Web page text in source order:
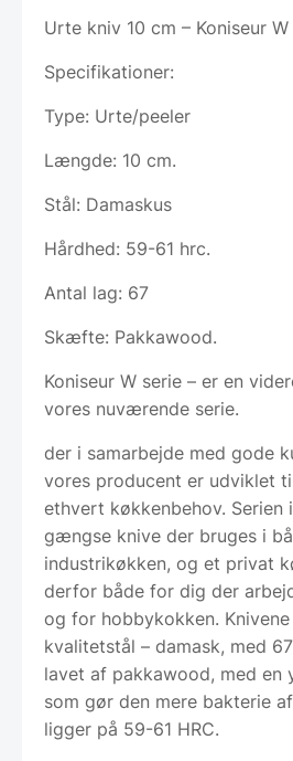
Urte kniv 10 cm – Koniseur W
Specifikationer:
Type: Urte/peeler
Længde: 10 cm.
Stål: Damaskus
Hårdhed: 59-61 hrc.
Antal lag: 67
Skæfte: Pakkawood.
Koniseur W serie – er en
vores nuværende serie.
der i samarbejde med gode
vores producent er udviklet
ethvert køkkenbehov. Serien
gængse knive der bruges i
industrikøkken, og et privat
derfor både for dig der
og for hobbykokken.
kvalitetstål – damask, med
lavet af pakkawood, med en
som gør den mere bakterie
ligger på 59-61 HRC.